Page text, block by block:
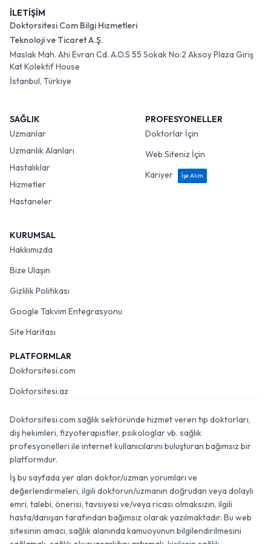
İLETİŞİM
Doktorsitesi Com Bilgi Hizmetleri
Teknoloji ve Ticaret A.Ş.
Maslak Mah. Ahi Evran Cd. A.O.S 55 Sokak No:2 Aksoy Plaza Giriş
Kat Kolektif House
İstanbul, Türkiye
SAĞLIK
Uzmanlar
Uzmanlık Alanları
Hastalıklar
Hizmetler
Hastaneler
PROFESYONELLER
Doktorlar İçin
Web Siteniz İçin
Kariyer
İşe Alım
KURUMSAL
Hakkımızda
Bize Ulaşın
Gizlilik Politikası
Google Takvim Entegrasyonu
Site Haritası
PLATFORMLAR
Doktorsitesi.com
Doktorsitesi.az
Doktorsitesi.com sağlık sektöründe hizmet veren tıp doktorları,
diş hekimleri, fizyoterapistler, psikologlar vb. sağlık
profesyonelleri ile internet kullanıcılarını buluşturan bağımsız bir
platformdur.
İş bu sayfada yer alan doktor/uzman yorumları ve
değerlendirmeleri, ilgili doktorun/uzmanın doğrudan veya dolaylı
emri, talebi, önerisi, tavsiyesi ve/veya ricası olmaksızın, ilgili
hasta/danışan tarafından bağımsız olarak yazılmaktadır. Bu web
sitesinin amacı, sağlık alanında kamuoyunun bilgilendirilmesini